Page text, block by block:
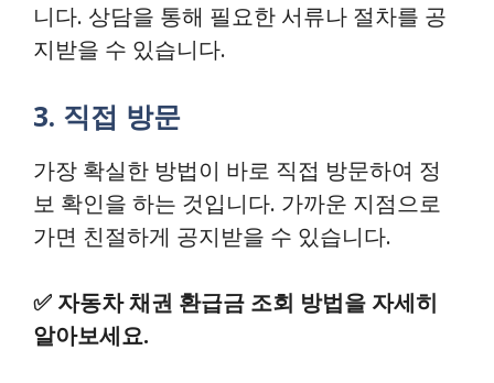
니다. 상담을 통해 필요한 서류나 절차를 공
지받을 수 있습니다.
3. 직접 방문
가장 확실한 방법이 바로 직접 방문하여 정
보 확인을 하는 것입니다. 가까운 지점으로
가면 친절하게 공지받을 수 있습니다.
✅ 자동차 채권 환급금 조회 방법을 자세히
알아보세요.